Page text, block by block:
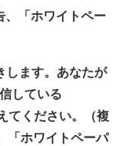
、「ホワイトペー
します。あなたが
している
てください。（複
「ホワイトペーパ